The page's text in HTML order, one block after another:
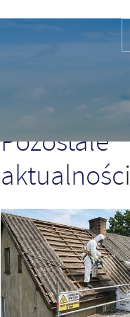
Pozostałe
aktualności